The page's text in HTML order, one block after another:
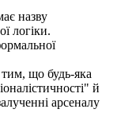
назву
логіки.
тим, що будь-яка
й
арсеналу